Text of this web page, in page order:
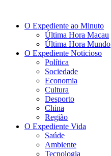
O Expediente ao Minuto
Última Hora Macau
Última Hora Mundo
O Expediente Noticioso
Política
Sociedade
Economia
Cultura
Desporto
China
Região
O Expediente Vida
Saúde
Ambiente
Tecnologia